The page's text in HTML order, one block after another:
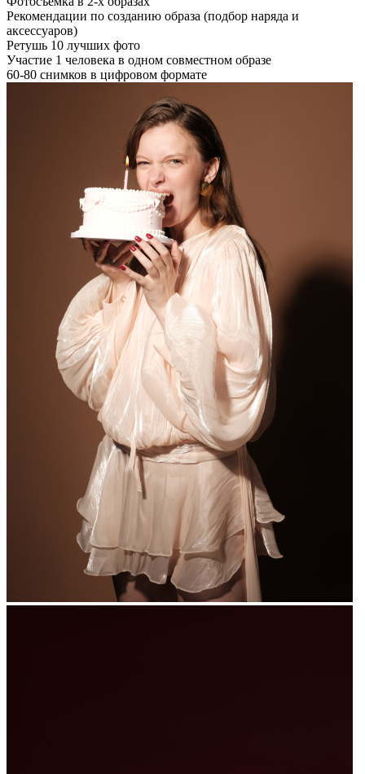
Рекомендации по созданию образа (подбор наряда и
аксессуаров)
Ретушь 10 лучших фото
Участие 1 человека в одном совместном образе
60-80 снимков в цифровом формате